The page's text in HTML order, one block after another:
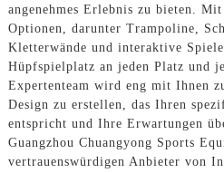
angenehmes Erlebnis zu bieten.
Optionen, darunter Trampoline,
Kletterwände und interaktive
Hüpfspielplatz an jeden Platz und
Expertenteam wird eng mit Ihnen
Design zu erstellen, das Ihren
entspricht und Ihre Erwartungen
Guangzhou Chuangyong Sports
vertrauenswürdigen Anbieter von